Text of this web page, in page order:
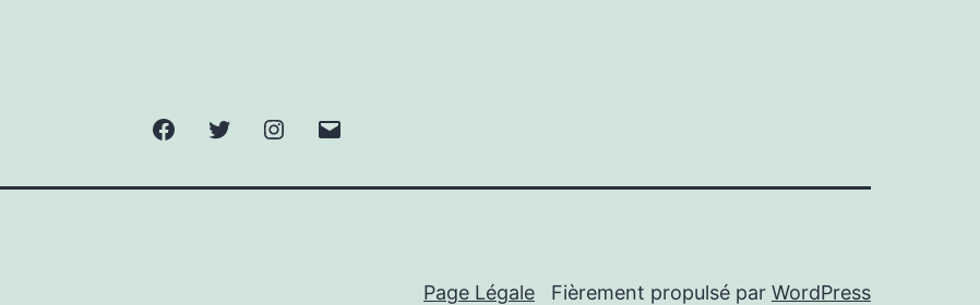
FacebookTwitter Instagram
Page Légale Fièrement propulsé par WordPress